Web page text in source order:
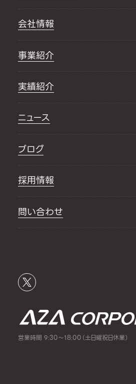
会社情報
事業紹介
実績紹介
ニュース
ブログ
採用情報
問い合わせ
営業時間 9:30～18:00（土日曜祝日休業）